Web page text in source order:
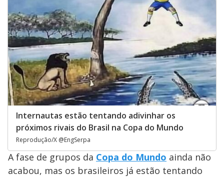
Internautas estão tentando adivinhar os
próximos rivais do Brasil na Copa do Mundo
Reprodução/X @EngSerpa
A fase de grupos da Copa do Mundo ainda não
acabou, mas os brasileiros já estão tentando